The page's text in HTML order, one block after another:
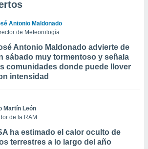
Antonio Maldonado
de Meteorología
Antonio Maldonado advierte de
sábado muy tormentoso y señala
comunidades donde puede llover
intensidad
Martín León
de la RAM
ha estimado el calor oculto de
terrestres a lo largo del año